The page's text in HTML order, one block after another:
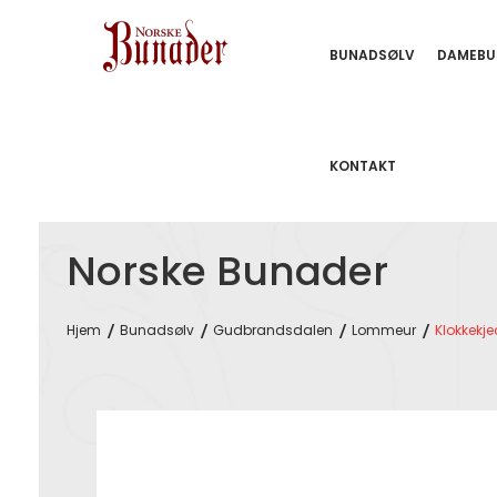
BUNADSØLV
KONTAKT
Norske Bunader
Hjem Bunadsølv Gudbrandsdalen Lommeur